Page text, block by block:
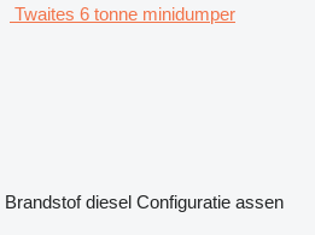
Twaites 6 tonne minidumper
Brandstof diesel Configuratie assen